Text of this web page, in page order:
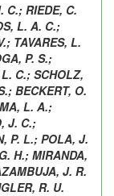
C.; RIEDE, C.
L. A. C.;
; TAVARES, L.
P. S.;
C.; SCHOLZ,
; BECKERT, O.
L. A.;
J. C.;
P. L.; POLA, J.
H.; MIRANDA,
J. R.
R. U.